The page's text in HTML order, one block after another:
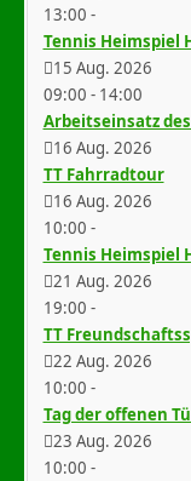
13:00 -
Tennis Heimspiel
15 Aug. 2026
09:00 - 14:00
Arbeitseinsatz
16 Aug. 2026
TT Fahrradtour
16 Aug. 2026
10:00 -
Tennis Heimspiel
21 Aug. 2026
19:00 -
TT
22 Aug. 2026
10:00 -
Tag der offenen
23 Aug. 2026
10:00 -